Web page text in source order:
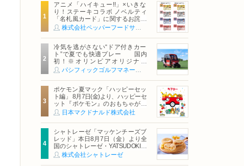
アニメ「ハイキュー!!」×いきな
り！ステーキコラボ ノベルティ
「名札風カード」に関するお詫び
および交換対応についてのご案内
冷気を逃がさない“ドア付きカー
ト”で夏でも快適プレー 国内
初！※オリンピアオリジナル
「AirCon Cart（エアコンカー
ト）」導入 | ＰＧＭ
ポケモン夏マック「ハッピーセッ
ト編」 8月7日(金)より、ハッピーセ
ット『ポケモン』のおもちゃが期
間限定登場
日本マクドナルド株式会社
シャトレーゼ「マッケンチーズブ
レッド」本日8月7日（金）より全
国のシャトレーゼ・YATSUDOKIで
発売株式会社シャトレーゼ